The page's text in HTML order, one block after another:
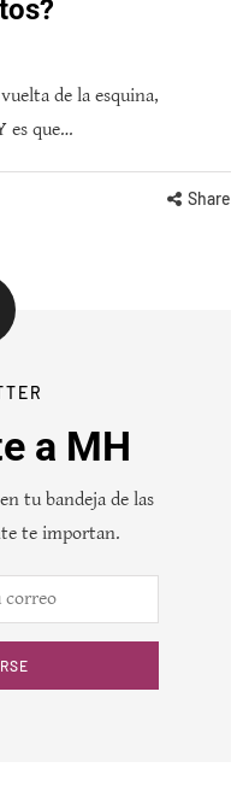
de la esquina,
es que…
Share
a MH
tu bandeja de las
te importan.